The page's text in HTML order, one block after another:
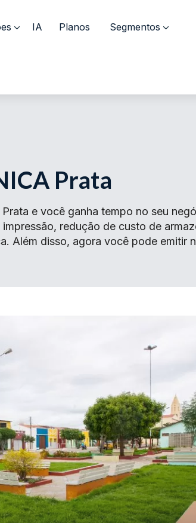
IA Planos Segmentos
Prata
e você ganha tempo no seu
redução de custo de
Além disso, agora você pode